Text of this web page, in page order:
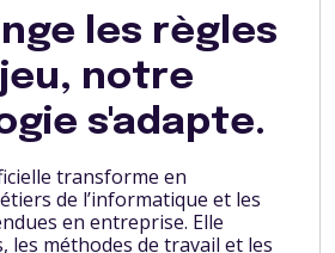
les règles
notre
s'adapte.
transforme en
de l’informatique et les
en entreprise. Elle
les méthodes de travail et les